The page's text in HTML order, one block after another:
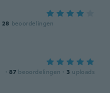
28 beoordelingen
· 87 beoordelingen · 3 uploads